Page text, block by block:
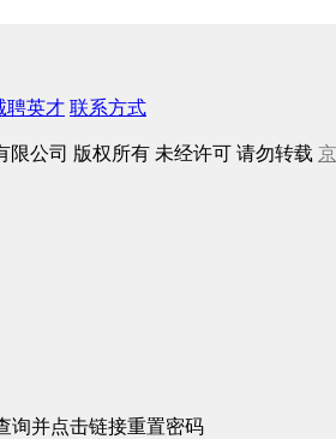
聘英才 联系方式
限公司 版权所有 未经许可 请勿转载
询并点击链接重置密码